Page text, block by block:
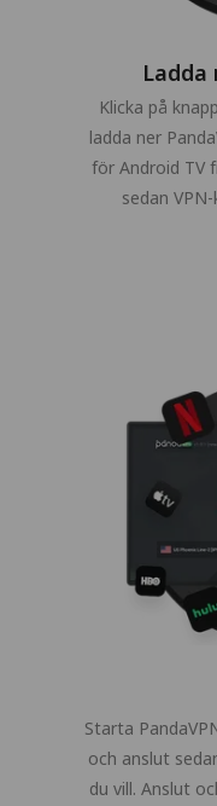
Ladda
Klicka på
ladda ner
för Android TV
sedan
Starta
och anslut
du vill. Anslut